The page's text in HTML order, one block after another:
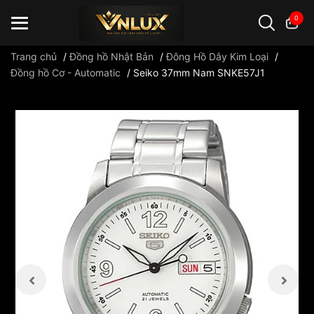
0
Trang chủ /Đồng hồ Nhật Bản /Đông Hồ Dây Kim Loại /
Đồng hồ Cơ - Automatic
/ Seiko 37mm Nam SNKE57J1